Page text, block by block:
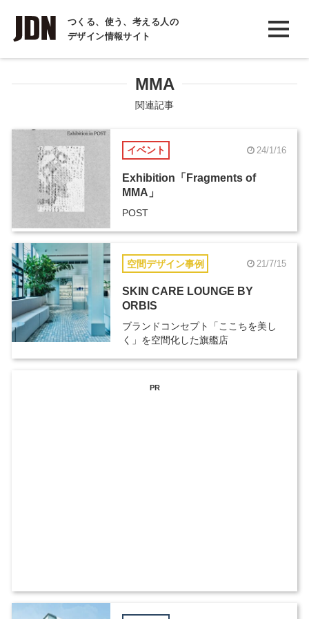
つくる、使う、考える人の
デザイン情報サイト
INTERVIEW
インタビュー
COLUMN
コラム
MMA
関連記事
イベント 24/1/16
Exhibition「Fragments of
MMA」
POST
空間デザイン事例 21/7/15
SKIN CARE LOUNGE BY
ORBIS
ブランドコンセプト「ここちを美し
く」を空間化した旗艦店
PR